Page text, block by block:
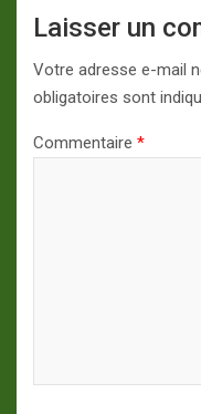
Laisser un
Votre adresse e-mail
obligatoires sont
Commentaire *